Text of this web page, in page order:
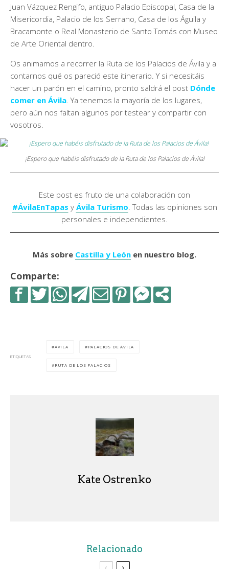
Juan Vázquez Rengifo, antiguo Palacio Episcopal, Casa de la
Misericordia, Palacio de los Serrano, Casa de los Águila y
Bracamonte o Real Monasterio de Santo Tomás con Museo
de Arte Oriental dentro.
Os animamos a recorrer la Ruta de los Palacios de Ávila y a
contarnos qué os pareció este itinerario. Y si necesitáis
hacer un parón en el camino, pronto saldrá el post Dónde
comer en Ávila . Ya tenemos la mayoría de los lugares,
pero aún nos faltan algunos por testear y compartir con
vosotros.
¡Espero que habéis disfrutado de la Ruta de los Palacios de Ávila!
Este post es fruto de una colaboración con
#ÁvilaEnTapas y Ávila Turismo. Todas las opiniones son
personales e independientes.
Más sobre Castilla y León en nuestro blog.
Comparte:
ETIQUETAS
ÁVILA PALACIOS DE ÁVILA
RUTA DE LOS PALACIOS
Kate Ostrenko
Relacionado